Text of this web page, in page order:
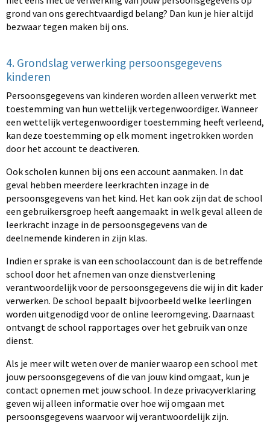
grond van ons gerechtvaardigd belang? Dan kun je hier altijd
bezwaar tegen maken bij ons.
4. Grondslag verwerking persoonsgegevens
kinderen
Persoonsgegevens van kinderen worden alleen verwerkt met
toestemming van hun wettelijk vertegenwoordiger. Wanneer
een wettelijk vertegenwoordiger toestemming heeft verleend,
kan deze toestemming op elk moment ingetrokken worden
door het account te deactiveren.
Ook scholen kunnen bij ons een account aanmaken. In dat
geval hebben meerdere leerkrachten inzage in de
persoonsgegevens van het kind. Het kan ook zijn dat de school
een gebruikersgroep heeft aangemaakt in welk geval alleen de
leerkracht inzage in de persoonsgegevens van de
deelnemende kinderen in zijn klas.
Indien er sprake is van een schoolaccount dan is de betreffende
school door het afnemen van onze dienstverlening
verantwoordelijk voor de persoonsgegevens die wij in dit kader
verwerken. De school bepaalt bijvoorbeeld welke leerlingen
worden uitgenodigd voor de online leeromgeving. Daarnaast
ontvangt de school rapportages over het gebruik van onze
dienst.
Als je meer wilt weten over de manier waarop een school met
jouw persoonsgegevens of die van jouw kind omgaat, kun je
contact opnemen met jouw school. In deze privacyverklaring
geven wij alleen informatie over hoe wij omgaan met
persoonsgegevens waarvoor wij verantwoordelijk zijn.